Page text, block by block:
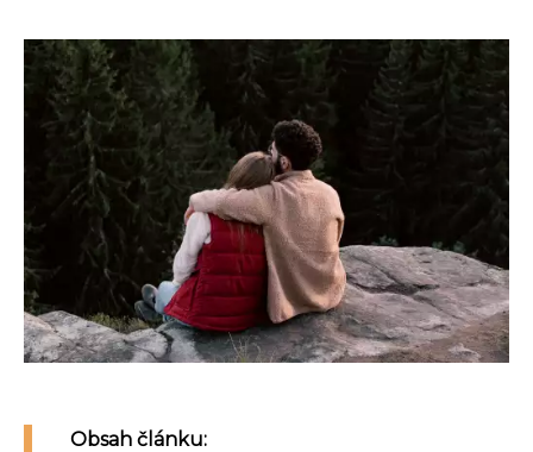
Obsah článku: